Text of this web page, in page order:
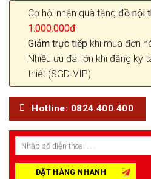
Cơ hội nhận quà tặng đồ nội
1.000.000đ
Giảm trực tiếp khi mua đơn
Nhiều ưu đãi lớn khi đăng ký
thiết (SGD-VIP)
Hotline: 0824.400.400